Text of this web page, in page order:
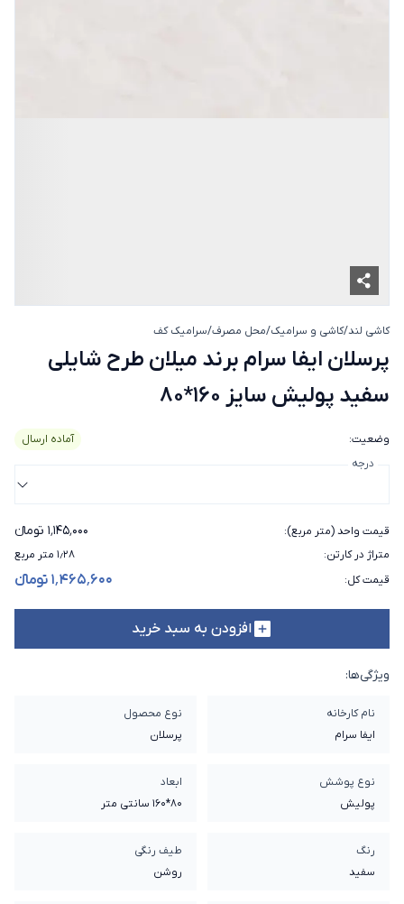
کاشی لند/کاشی و سرامیک/محل مصرف/سرامیک کف
پرسلان ایفا سرام برند میلان طرح شایلی
سفید پولیش سایز 160*80
وضعیت:
آماده ارسال
درجه
قیمت واحد (متر مربع): ۱٬۱۴۵٬۰۰۰ تومانء
متراژ در کارتن:
۱٫۲۸ متر مربع
قیمت کل: ۱٬۴۶۵٬۶۰۰ تومانء
افزودن به سبد خرید
ویژگی‌ها:
نام کارخانه
ایفا سرام
نوع محصول
پرسلان
نوع پوشش
پولیش
ابعاد
80*160 سانتی متر
رنگ
سفید
طیف رنگی
روشن